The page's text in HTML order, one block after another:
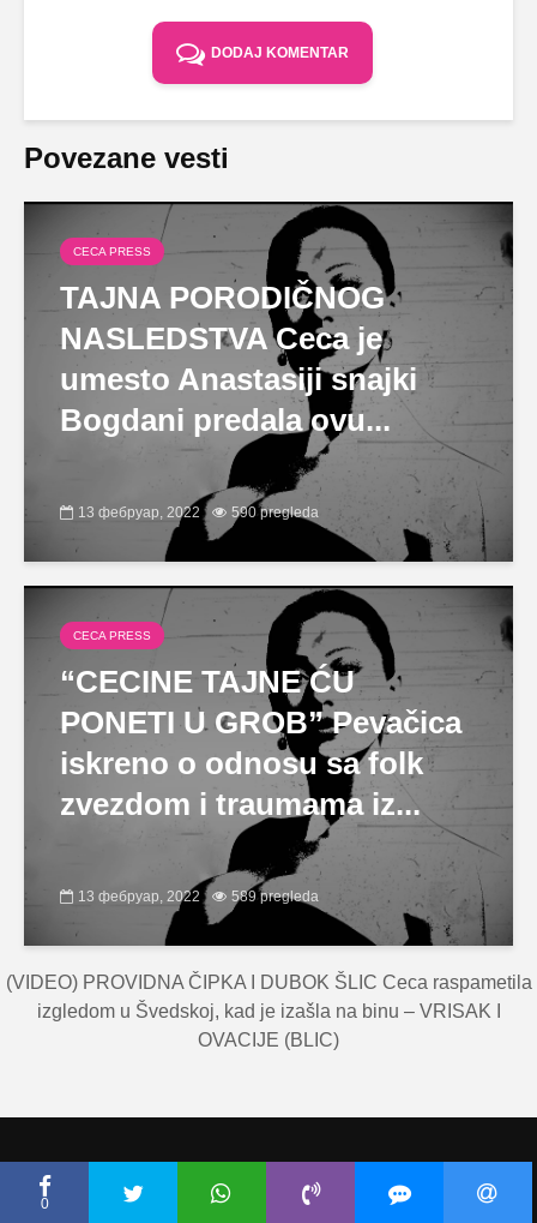
DODAJ KOMENTAR
Povezane vesti
CECA PRESS
TAJNA PORODIČNOG
NASLEDSTVA Ceca je
umesto Anastasiji snajki
Bogdani predala ovu...
13 фебруар, 2022 590 pregleda
CECA PRESS
“CECINE TAJNE ĆU
PONETI U GROB” Pevačica
iskreno o odnosu sa folk
zvezdom i traumama iz...
13 фебруар, 2022 589 pregleda
(VIDEO) PROVIDNA ČIPKA I DUBOK ŠLIC Ceca raspametila
izgledom u Švedskoj, kad je izašla na binu – VRISAK I
OVACIJE (BLIC)
0